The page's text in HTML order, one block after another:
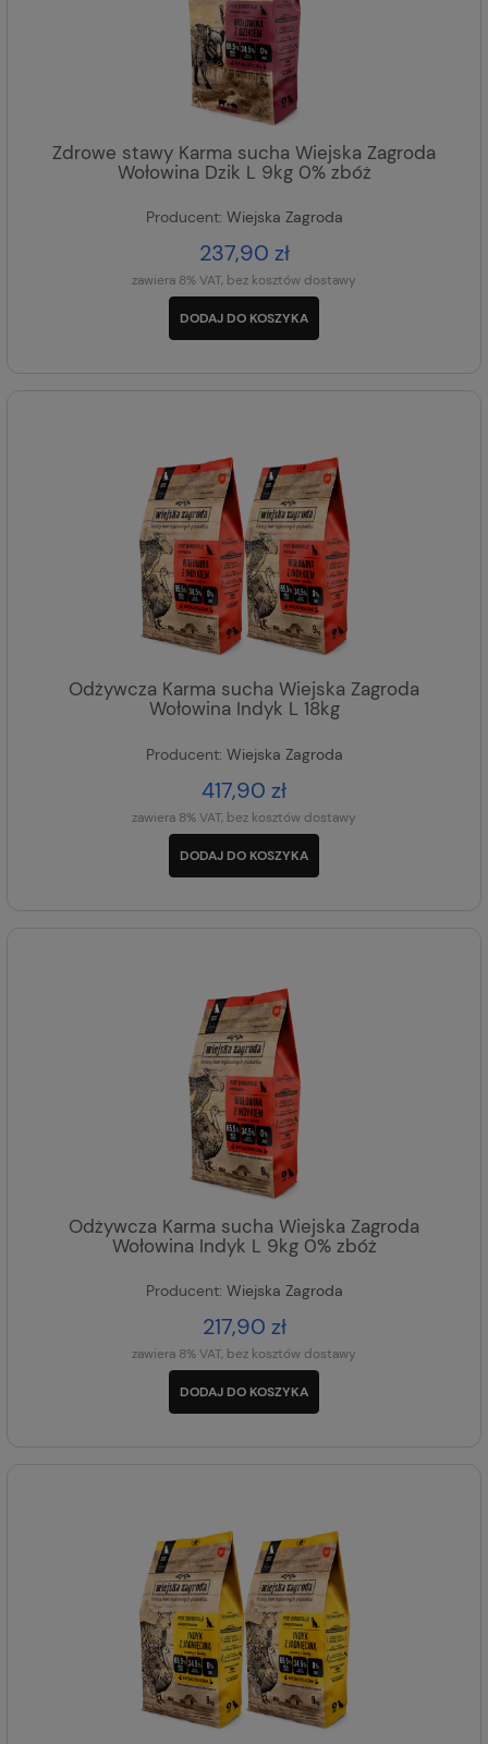
Zdrowe stawy Karma sucha Wiejska Zagroda
Wołowina Dzik L 9kg 0% zbóż
Producent: Wiejska Zagroda
237,90 zł
zawiera 8% VAT, bez kosztów dostawy
DODAJ DO KOSZYKA
Odżywcza Karma sucha Wiejska Zagroda
Wołowina Indyk L 18kg
Producent: Wiejska Zagroda
417,90 zł
zawiera 8% VAT, bez kosztów dostawy
DODAJ DO KOSZYKA
Odżywcza Karma sucha Wiejska Zagroda
Wołowina Indyk L 9kg 0% zbóż
Producent: Wiejska Zagroda
217,90 zł
zawiera 8% VAT, bez kosztów dostawy
DODAJ DO KOSZYKA